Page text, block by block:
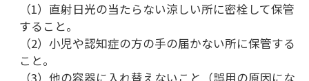
（1）直射日光の当たらない涼しい所に密栓して保管
すること。
（2）小児や認知症の方の手の届かない所に保管する
こと。
（3）他の容器に入れ替えないこと（誤用の原因にな